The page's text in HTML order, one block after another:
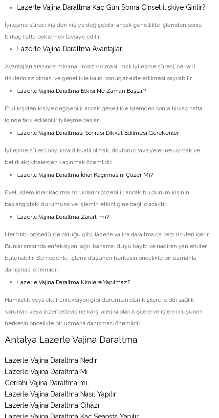
Lazerle Vajina Daraltma Kaç Gün Sonra Cinsel İlişkiye Girilir?
İyileşme süreci kişiden kişiye değişebilir, ancak genellikle işlemden sonra
birkaç hafta beklemek tavsiye edilir.
Lazerle Vajina Daraltma Avantajları
Avantajları arasında minimal invaziv olması, hızlı iyileşme süreci, cerrahi
risklerin az olması ve genellikle kalıcı sonuçlar elde edilmesi sayılabilir.
Lazerle Vajina Daraltma Etkisi Ne Zaman Başlar?
Etki kişiden kişiye değişebilir ancak genellikle işlemden sonra birkaç hafta
içinde fark edilebilir iyileşme başlar.
Lazerle Vajina Daraltması Sonrası Dikkat Edilmesi Gerekenler
İyileşme süreci boyunca dikkatli olmak, doktorun tavsiyelerine uymak ve
belirli aktivitelerden kaçınmak önemlidir.
Lazerle Vajina Daraltma İdrar Kaçırmasını Çözer Mi?
Evet, işlem idrar kaçırma sorunlarını çözebilir, ancak bu durum kişinin
başlangıçtaki durumuna ve işlemin etkinliğine bağlı olacaktır.
Lazerle Vajina Daraltma Zararlı mı?
Her tıbbi prosedürde olduğu gibi, lazerle vajina daraltma da bazı riskleri içerir.
Bunlar arasında enfeksiyon, ağrı, kanama, duyu kaybı ve nadiren yan etkiler
bulunabilir. Bu nedenle, işlemi düşünen herkesin öncelikle bir uzmanla
danışması önemlidir.
Lazerle Vajina Daraltma Kimlere Yapılmaz?
Hamilelik veya aktif enfeksiyon gibi durumları olan kişilere, ciddi sağlık
sorunları veya lazer tedavisine karşı alerjisi olan kişilere ve işlemi düşünen
herkesin öncelikle bir uzmana danışması önemlidir.
Antalya Lazerle Vajina Daraltma
Lazerle Vajina Daraltma Nedir
Lazerle Vajina Daraltma Mı
Cerrahi Vajina Daraltma mı
Lazerle Vajina Daraltma Nasıl Yapılır
Lazerle Vajina Daraltma Cihazı